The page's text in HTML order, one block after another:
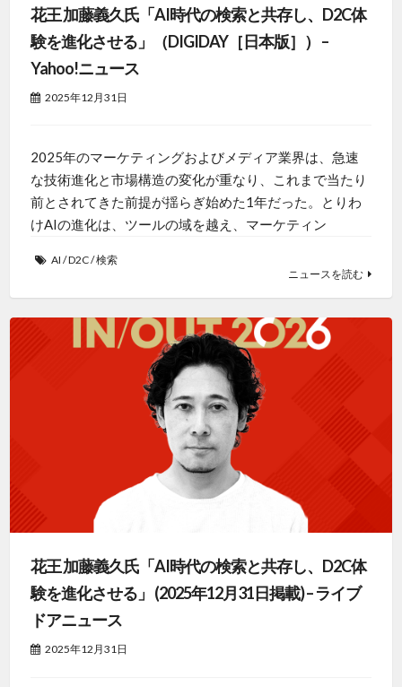
花王 加藤義久氏「AI時代の検索と共存し、D2C体
験を進化させる」（DIGIDAY［日本版］） –
Yahoo!ニュース
2025年12月31日
2025年のマーケティングおよびメディア業界は、急速
な技術進化と市場構造の変化が重なり、これまで当たり
前とされてきた前提が揺らぎ始めた1年だった。とりわ
けAIの進化は、ツールの域を越え、マーケティン
AI /D2C/検索
ニュースを読む
花王 加藤義久氏「AI時代の検索と共存し、D2C体
験を進化させる」 (2025年12月31日掲載) – ライブ
ドアニュース
2025年12月31日